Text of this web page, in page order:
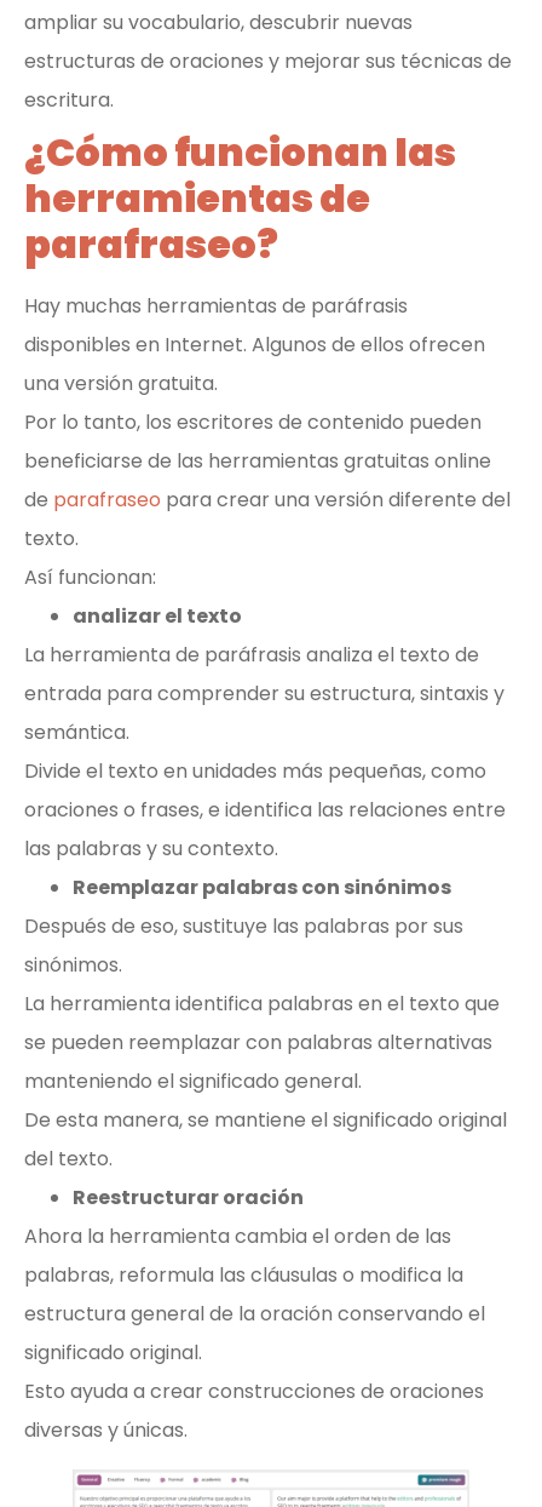
ampliar su vocabulario, descubrir nuevas
estructuras de oraciones y mejorar sus técnicas de
escritura.
¿Cómo funcionan las
herramientas de
parafraseo?
Hay muchas herramientas de paráfrasis
disponibles en Internet. Algunos de ellos ofrecen
una versión gratuita.
Por lo tanto, los escritores de contenido pueden
beneficiarse de las herramientas gratuitas online
de parafraseo para crear una versión diferente del
texto.
Así funcionan:
analizar el texto
La herramienta de paráfrasis analiza el texto de
entrada para comprender su estructura, sintaxis y
semántica.
Divide el texto en unidades más pequeñas, como
oraciones o frases, e identifica las relaciones entre
las palabras y su contexto.
Reemplazar palabras con sinónimos
Después de eso, sustituye las palabras por sus
sinónimos.
La herramienta identifica palabras en el texto que
se pueden reemplazar con palabras alternativas
manteniendo el significado general.
De esta manera, se mantiene el significado original
del texto.
Reestructurar oración
Ahora la herramienta cambia el orden de las
palabras, reformula las cláusulas o modifica la
estructura general de la oración conservando el
significado original.
Esto ayuda a crear construcciones de oraciones
diversas y únicas.